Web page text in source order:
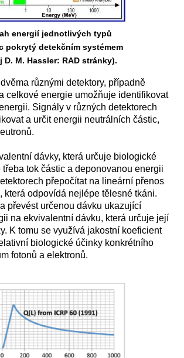
energií jednotlivých typů
pokrytý detekčním systémem
D. M. Hassler: RAD stránky).
různými detektory, případně
celkové energie umožňuje identifikovat
Signály v různých detektorech
a určit energii neutrálních částic,
dávky, která určuje biologické
tok částic a deponovanou energii
přepočítat na lineární přenos
která odpovídá nejlépe tělesné tkáni.
převést určenou dávku ukazující
na ekvivalentní dávku, která určuje její
K tomu se využívá jakostní koeficient
biologické účinky konkrétního
fotonů a elektronů.